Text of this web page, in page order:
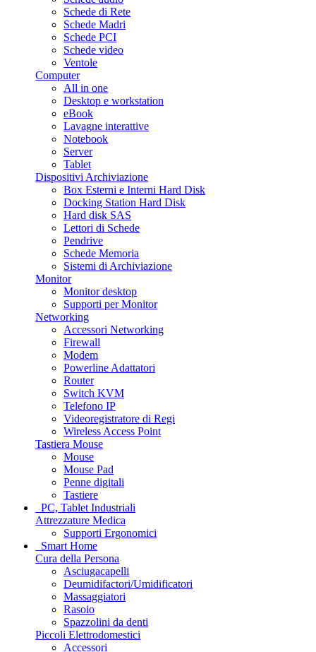
Schede di Rete
Schede Madri
Schede PCI
Schede video
Ventole
Computer
All in one
Desktop e workstation
eBook
Lavagne interattive
Notebook
Server
Tablet
Dispositivi Archiviazione
Box Esterni e Interni Hard Disk
Docking Station Hard Disk
Hard disk SAS
Lettori di Schede
Pendrive
Schede Memoria
Sistemi di Archiviazione
Monitor
Monitor desktop
Supporti per Monitor
Networking
Accessori Networking
Firewall
Modem
Powerline Adattatori
Router
Switch KVM
Telefono IP
Videoregistratore di Regi
Wireless Access Point
Tastiera Mouse
Mouse
Mouse Pad
Penne digitali
Tastiere
PC, Tablet Industriali
Attrezzature Medica
Supporti Ergonomici
Smart Home
Cura della Persona
Asciugacapelli
Deumidifactori/Umidificatori
Massaggiatori
Rasoio
Spazzolini da denti
Piccoli Elettrodomestici
Accessori